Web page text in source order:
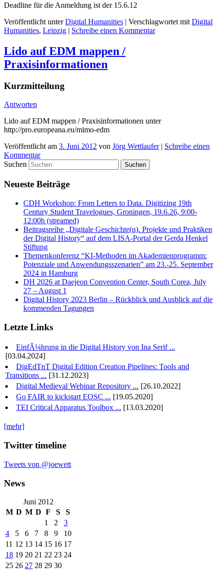
Deadline für die Anmeldung ist der 15.6.12
Veröffentlicht unter Digital Humanities | Verschlagwortet mit Digital
Humanities, Leipzig | Schreibe einen Kommentar
Lido auf EDM mappen /
Praxisinformationen
Kurzmitteilung
Antworten
Lido auf EDM mappen / Praxisinformationen unter
http://pro.europeana.eu/mimo-edm
Veröffentlicht am 3. Juni 2012 von Jörg Wettlaufer
Schreibe einen
Kommentar
Suchen
Neueste Beiträge
CDH Workshop: From Letters to Data. Digitizing 19th
Century Student Travelogues, Groningen, 19.6.26, 9:00-
12:00h (streamed)
Beitragsreihe „Digitale Geschichte(n). Projekte und Praktiken
der Digital History“ auf dem LISA-Portal der Gerda Henkel
Stiftung
Themenkonferenz “KI-Methoden im Akademienprogramm:
Potenziale und Anwendungsszenarien” am 23.-25. September
2024 in Hamburg
DH 2026 at Daejeon Convention Center, South Corea, July
27 – August 1
Digital History 2023 Berlin – Rückblick und Ausblick auf die
kommenden Tagungen
Letzte Links
EinfÃ¼hrung in die Digital History von Ina Serif ...
[03.04.2024]
DigEdTnT Digital Edition Creation Pipelines: Tools and
Transitions ... [31.12.2023]
Digital Medieval Webinar Repository ... [26.10.2022]
Go FAIR to kickstart EOSC ... [19.05.2020]
TEI Critical Apparatus Toolbox ... [13.03.2020]
[mehr]
Twitter timeline
Tweets von @joewett
News
Juni 2012
M D M D F S
S
1
2
3
4
5 6 7 8 9
10
11 12 13 14 15 16 17
18 19 20 21 22 23 24
25 26 27 28 29 30